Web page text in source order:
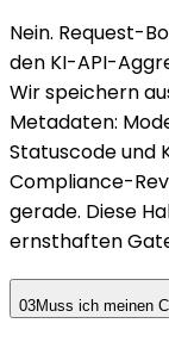
Nein. Request-
den KI-API-
Wir speichern
Metadaten:
Statuscode und
Compliance-
gerade. Diese
ernsthaften
03Muss ich meinen